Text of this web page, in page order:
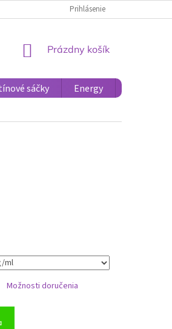
KONTO REKLAMÁCIE A VRÁTENIE
Prihlásenie
NÁKUPNÝ
Prázdny košík
sáčky Energy
Možnosti doručenia